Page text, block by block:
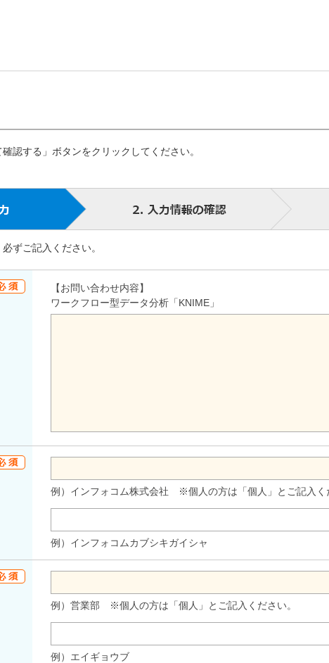
認する」ボタンをクリックしてください。
ずご記入ください。
【お問い合わせ内容】
ワークフロー型データ分析「KNIME」
例）インフォコム株式会社 ※個人の方は「個人」とご記入く
例）インフォコムカブシキガイシャ
例）営業部 ※個人の方は「個人」とご記入ください。
例）エイギョウブ